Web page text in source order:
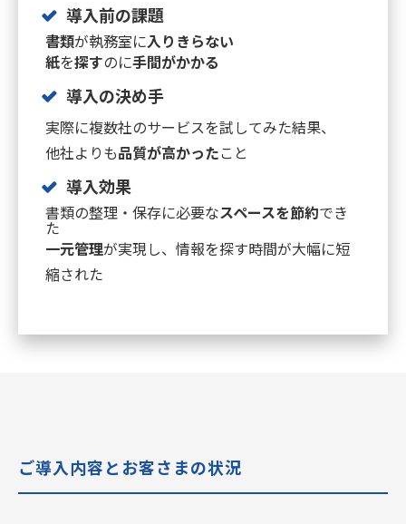
導入前の課題
書類が執務室に入りきらない
紙を探すのに手間がかかる
導入の決め手
実際に複数社のサービスを試してみた結果、
他社よりも品質が高かったこと
導入効果
書類の整理・保存に必要なスペースを節約でき
た
一元管理が実現し、情報を探す時間が大幅に短
縮された
ご導入内容とお客さまの状況